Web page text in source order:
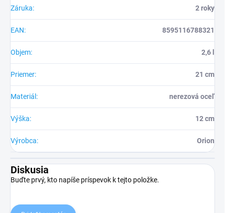
Záruka: 2 roky
EAN: 8595116788321
Objem: 2,6 l
Priemer: 21 cm
Materiál : nerezová oceľ
Výška: 12 cm
Výrobca: Orion
Diskusia
Buďte prvý, kto napíše príspevok k tejto položke.